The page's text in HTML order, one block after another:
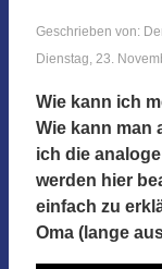
Geschrieben von:
Dienstag, 23.
Wie kann ich
Wie kann man
ich die
werden hier
einfach zu
Oma (lange